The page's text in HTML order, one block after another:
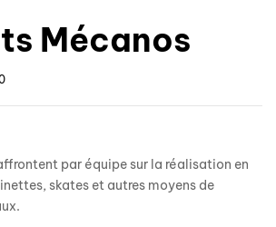
Mécanos
par équipe sur la réalisation en
skates et autres moyens de